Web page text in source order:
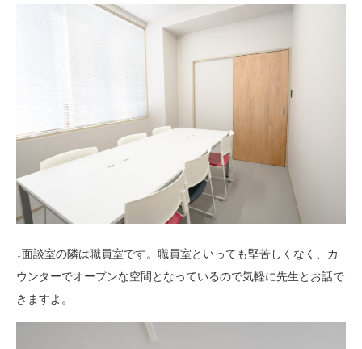
↓面談室の隣は職員室です。職員室といっても堅苦しくなく、カ
ウンターでオープンな空間となっているので気軽に先生とお話で
きますよ。